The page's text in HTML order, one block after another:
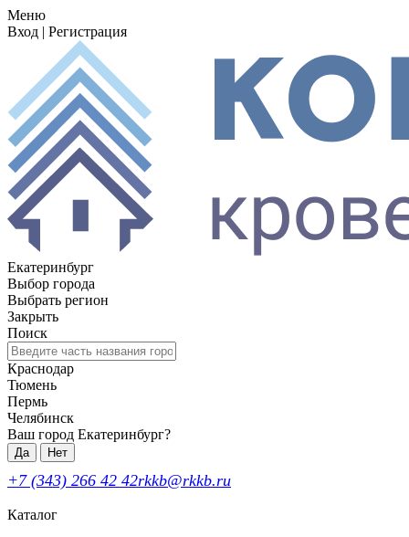
Меню
Вход | Регистрация
Екатеринбург
Выбор города
Выбрать регион
Закрыть
Поиск
Краснодар
Тюмень
Пермь
Челябинск
Ваш город Екатеринбург?
Да Нет
+7 (343) 266 42 42rkkb@rkkb.ru
Каталог